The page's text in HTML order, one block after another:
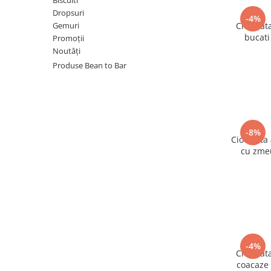
Dropsuri
Gemuri
Promoții
Noutăți
Produse Bean to Bar
-4%
-8%
cu
-4%